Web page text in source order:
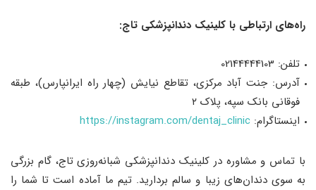
راه‌های ارتباطی با کلینیک دندانپزشکی تاج:
تلفن: 02144444103
آدرس: جنت آباد مرکزی، تقاطع نیایش (چهار راه ایرانپارس)، طبقه
فوقانی بانک سپه، پلاک ۲
اينستاگرام: https://instagram.com/dentaj_clinic
با تماس و مشاوره در کلینیک دندانپزشکی شبانه‌روزی تاج، گام بزرگی
به سوی دندان‌های زیبا و سالم بردارید. تیم ما آماده است تا شما را